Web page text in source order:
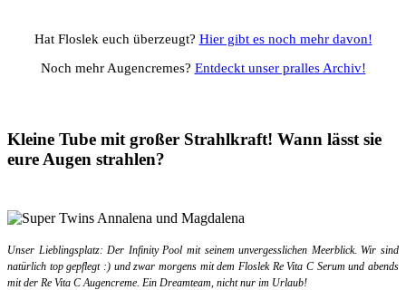
Hat Floslek euch überzeugt? Hier gibt es noch mehr davon!
Noch mehr Augencremes? Entdeckt unser pralles Archiv!
Kleine Tube mit großer Strahlkraft! Wann lässt sie
eure Augen strahlen?
Unser Lieblingsplatz: Der Infinity Pool mit seinem unvergesslichen Meerblick. Wir sind
natürlich top gepflegt :) und zwar morgens mit dem Floslek Re Vita C Serum und abends
mit der Re Vita C Augencreme. Ein Dreamteam, nicht nur im Urlaub!